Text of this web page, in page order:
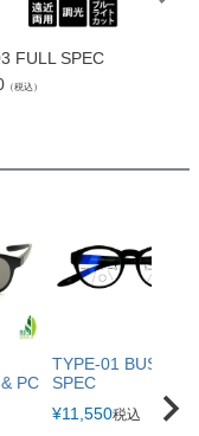
FULL SPEC
（税込）
PC
TYPE-01
SPEC
¥11,550税込